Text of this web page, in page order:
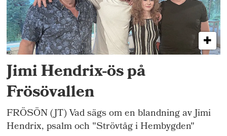
Jimi Hendrix-ös på
Frösövallen
FRÖSÖN (JT) Vad sägs om en blandning av Jimi
Hendrix, psalm och "Strövtåg i Hembygden"